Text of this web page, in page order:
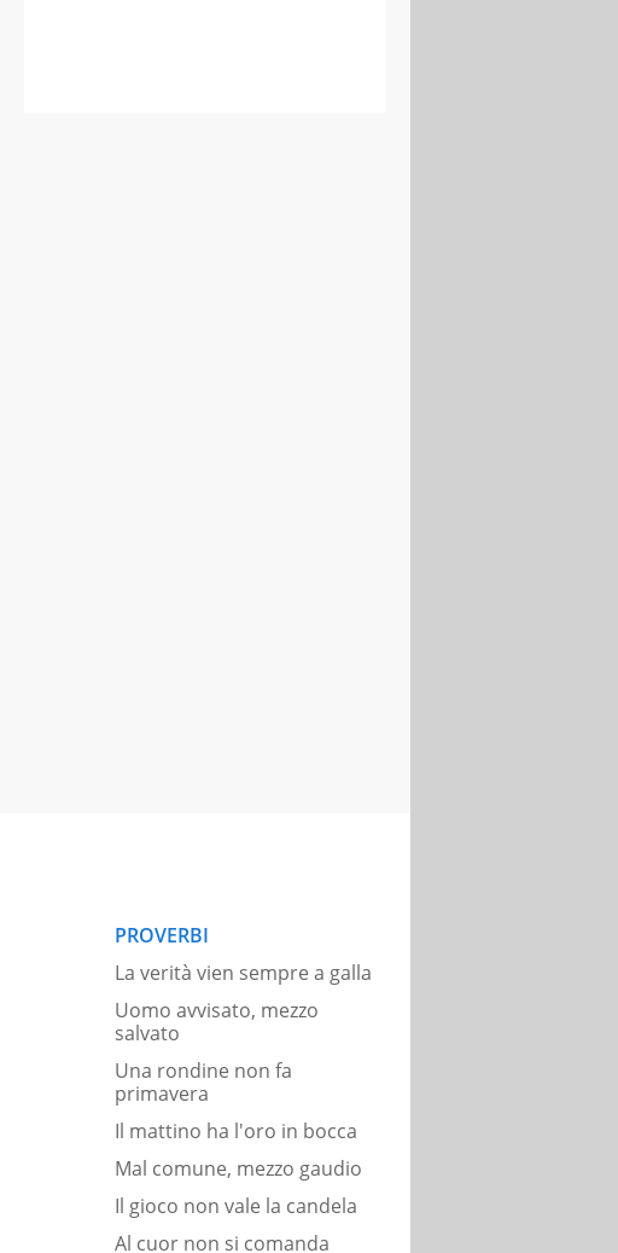
PROVERBI
La verità vien sempre a galla
Uomo avvisato, mezzo
salvato
Una rondine non fa
primavera
Il mattino ha l'oro in bocca
Mal comune, mezzo gaudio
Il gioco non vale la candela
Al cuor non si comanda